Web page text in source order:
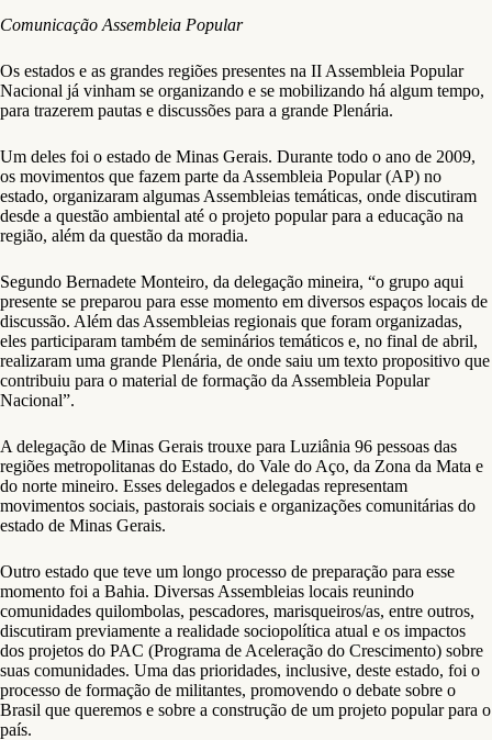
Comunicação Assembleia Popular
Os estados e as grandes regiões presentes na II Assembleia Popular
Nacional já vinham se organizando e se mobilizando há algum tempo,
para trazerem pautas e discussões para a grande Plenária.
Um deles foi o estado de Minas Gerais. Durante todo o ano de 2009,
os movimentos que fazem parte da Assembleia Popular (AP) no
estado, organizaram algumas Assembleias temáticas, onde discutiram
desde a questão ambiental até o projeto popular para a educação na
região, além da questão da moradia.
Segundo Bernadete Monteiro, da delegação mineira, “o grupo aqui
presente se preparou para esse momento em diversos espaços locais de
discussão. Além das Assembleias regionais que foram organizadas,
eles participaram também de seminários temáticos e, no final de abril,
realizaram uma grande Plenária, de onde saiu um texto propositivo que
contribuiu para o material de formação da Assembleia Popular
Nacional”.
A delegação de Minas Gerais trouxe para Luziânia 96 pessoas das
regiões metropolitanas do Estado, do Vale do Aço, da Zona da Mata e
do norte mineiro. Esses delegados e delegadas representam
movimentos sociais, pastorais sociais e organizações comunitárias do
estado de Minas Gerais.
Outro estado que teve um longo processo de preparação para esse
momento foi a Bahia. Diversas Assembleias locais reunindo
comunidades quilombolas, pescadores, marisqueiros/as, entre outros,
discutiram previamente a realidade sociopolítica atual e os impactos
dos projetos do PAC (Programa de Aceleração do Crescimento) sobre
suas comunidades. Uma das prioridades, inclusive, deste estado, foi o
processo de formação de militantes, promovendo o debate sobre o
Brasil que queremos e sobre a construção de um projeto popular para o
país.